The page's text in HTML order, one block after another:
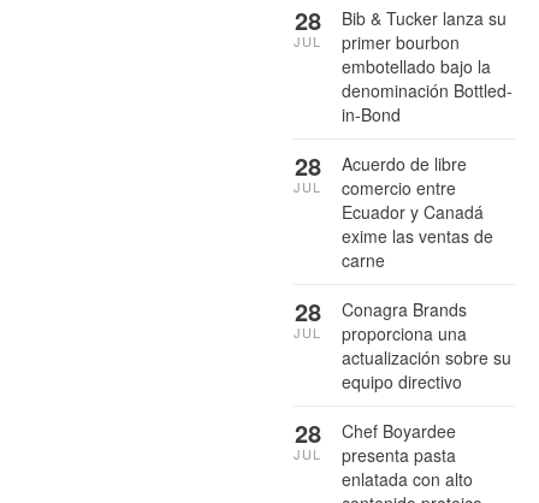
Bib & Tucker lanza su
primer bourbon
embotellado bajo la
denominación Bottled-
in-Bond
28
JUL
Acuerdo de libre
comercio entre
Ecuador y Canadá
exime las ventas de
carne
28
JUL
Conagra Brands
proporciona una
actualización sobre su
equipo directivo
28
JUL
Chef Boyardee
presenta pasta
enlatada con alto
28
JUL